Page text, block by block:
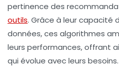
pertinence des
outils. Grâce à leur capacité
données, ces algorithmes
leurs performances, offrant
qui évolue avec leurs besoins.